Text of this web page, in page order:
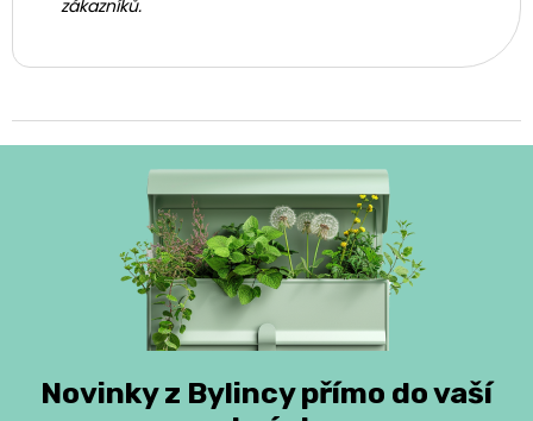
zákazníků.
Novinky z Bylincy přímo do vaší